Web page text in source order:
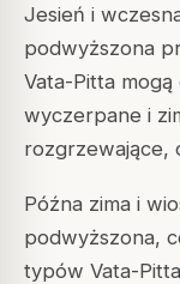
Jesień i
podwyższona
Vata-Pitta
wyczerpane i
rozgrzewające,
Późna zima i
podwyższona,
typów Vata-